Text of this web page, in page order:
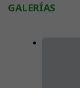
GALERÍAS